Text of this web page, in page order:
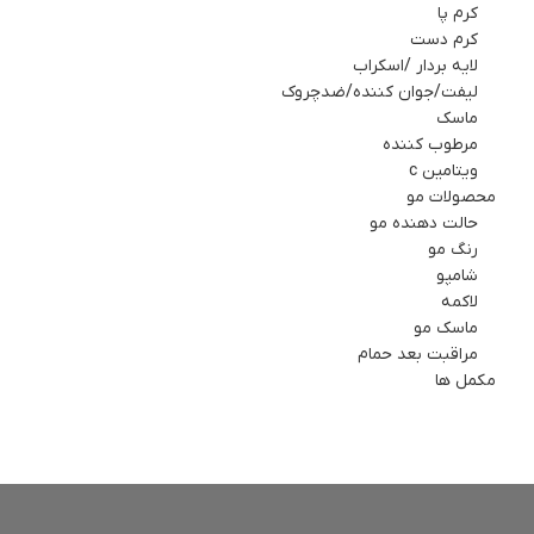
کرم پا
کرم دست
لایه بردار /اسکراب
لیفت/جوان کننده/ضدچروک
ماسك
مرطوب کننده
ویتامین c
محصولات مو
حالت دهنده مو
رنگ مو
شامپو
لاکمه
ماسک مو
مراقبت بعد حمام
مکمل ها